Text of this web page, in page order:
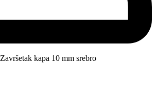
Završetak kapa 10 mm srebro